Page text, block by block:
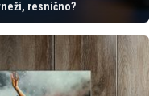
resnično?